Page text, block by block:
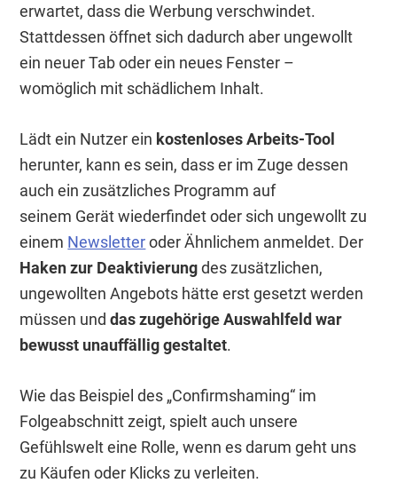
erwartet, dass die Werbung verschwindet.
Stattdessen öffnet sich dadurch aber ungewollt
ein neuer Tab oder ein neues Fenster –
womöglich mit schädlichem Inhalt.
Lädt ein Nutzer ein kostenloses Arbeits-Tool
herunter, kann es sein, dass er im Zuge dessen
auch ein zusätzliches Programm auf
seinem Gerät wiederfindet oder sich ungewollt zu
einem Newsletteroder Ähnlichem anmeldet. Der
Haken zur Deaktivierungdes zusätzlichen,
ungewollten Angebots hätte erst gesetzt werden
müssen unddas zugehörige Auswahlfeld war
bewusst unauffällig gestaltet.
Wie das Beispiel des „Confirmshaming“ im
Folgeabschnitt zeigt, spielt auch unsere
Gefühlswelt eine Rolle, wenn es darum geht uns
zu Käufen oder Klicks zu verleiten.